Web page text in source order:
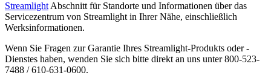
Streamlight Abschnitt für Standorte und Informationen über das
Servicezentrum von Streamlight in Ihrer Nähe, einschließlich
Werksinformationen.
Wenn Sie Fragen zur Garantie Ihres Streamlight-Produkts oder -
Dienstes haben, wenden Sie sich bitte direkt an uns unter 800-523-
7488 / 610-631-0600.